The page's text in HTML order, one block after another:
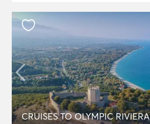
CRUISES TO OLYMPIC RIVIERA